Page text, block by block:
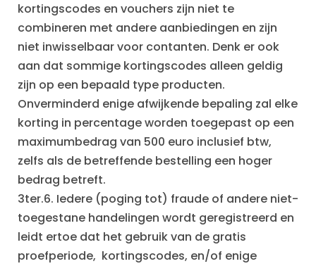
kortingscodes en vouchers zijn niet te
combineren met andere aanbiedingen en zijn
niet inwisselbaar voor contanten. Denk er ook
aan dat sommige kortingscodes alleen geldig
zijn op een bepaald type producten.
Onverminderd enige afwijkende bepaling zal elke
korting in percentage worden toegepast op een
maximumbedrag van 500 euro inclusief btw,
zelfs als de betreffende bestelling een hoger
bedrag betreft.
3ter.6. Iedere (poging tot) fraude of andere niet-
toegestane handelingen wordt geregistreerd en
leidt ertoe dat het gebruik van de gratis
proefperiode, kortingscodes, en/of enige